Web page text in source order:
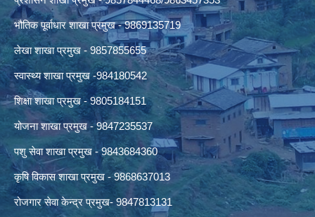
भौतिक पूर्वाधार शाखा प्रमुख - 9869135719
लेखा शाखा प्रमुख - 9857855655
स्वास्थ्य शाखा प्रमुख -984180542
शिक्षा शाखा प्रमुख - 9805184151
योजना शाखा प्रमुख - 9847235537
पशु सेवा शाखा प्रमुख - 9843684360
कृषि विकास शाखा प्रमुख - 9868637013
रोजगार सेवा केन्द्र प्रमुख- 9847813131